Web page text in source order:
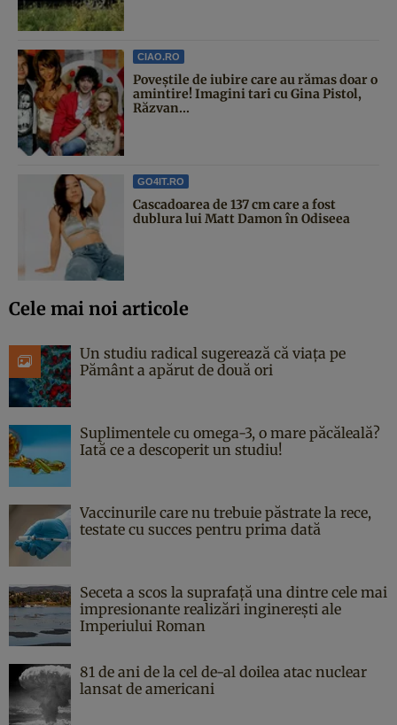
CIAO.RO
Poveştile de iubire care au rămas doar o
amintire! Imagini tari cu Gina Pistol,
Răzvan...
GO4IT.RO
Cascadoarea de 137 cm care a fost
dublura lui Matt Damon în Odiseea
Cele mai noi articole
Un studiu radical sugerează că viața pe
Pământ a apărut de două ori
Suplimentele cu omega-3, o mare păcăleală?
Iată ce a descoperit un studiu!
Vaccinurile care nu trebuie păstrate la rece,
testate cu succes pentru prima dată
Seceta a scos la suprafață una dintre cele mai
impresionante realizări inginerești ale
Imperiului Roman
81 de ani de la cel de-al doilea atac nuclear
lansat de americani